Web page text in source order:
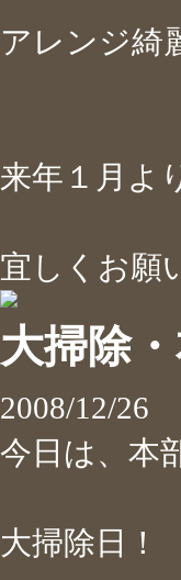
アレンジ綺
来年１月よ
宜しくお願
大掃除
2008/12/26
今日は、本
大掃除日！